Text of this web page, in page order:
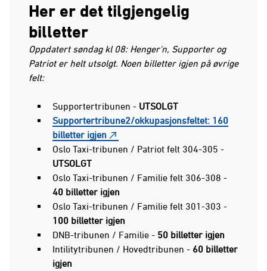
Her er det tilgjengelig
billetter
Oppdatert søndag kl 08: Henger'n, Supporter og
Patriot er helt utsolgt. Noen billetter igjen på øvrige
felt:
Supportertribunen - UTSOLGT
Supportertribune2/okkupasjonsfeltet: 160
billetter igjen
Oslo Taxi-tribunen / Patriot felt 304-305 -
UTSOLGT
Oslo Taxi-tribunen / Familie felt 306-308 -
40 billetter igjen
Oslo Taxi-tribunen / Familie felt 301-303 -
100 billetter igjen
DNB-tribunen / Familie - 50 billetter igjen
Intilitytribunen / Hovedtribunen - 60 billetter
igjen